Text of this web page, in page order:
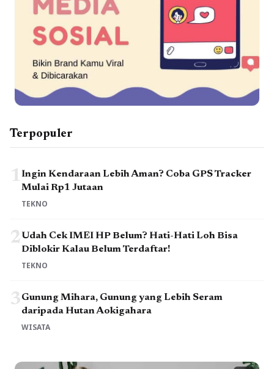
Terpopuler
1Ingin Kendaraan Lebih Aman? Coba GPS Tracker
Mulai Rp1 Jutaan
TEKNO
2Udah Cek IMEI HP Belum? Hati-Hati Loh Bisa
Diblokir Kalau Belum Terdaftar!
TEKNO
3Gunung Mihara, Gunung yang Lebih Seram
daripada Hutan Aokigahara
WISATA